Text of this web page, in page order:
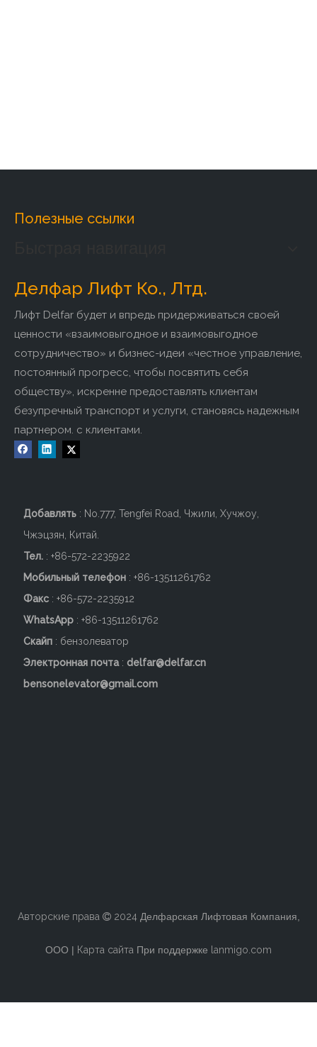
Полезные ссылки
Делфар Лифт Ко., Лтд.
Лифт Delfar будет и впредь придерживаться своей
ценности «взаимовыгодное и взаимовыгодное
сотрудничество» и бизнес-идеи «честное управление,
постоянный прогресс, чтобы посвятить себя
обществу», искренне предоставлять клиентам
безупречный транспорт и услуги, становясь надежным
партнером. с клиентами.
Добавлять : No.777, Tengfei Road, Чжили, Хучжоу,
Чжэцзян, Китай.
Тел. : +86-572-2235922
Мобильный телефон : +86-13511261762
Факс : +86-572-2235912
WhatsApp : +86-13511261762
Скайп : бензолеватор
Электронная почта: delfar@delfar.cn
bensonelevator@gmail.com
Авторские права 2024 Делфарская Лифтовая Компания,
ООО | Карта сайта При поддержке lanmigo.com